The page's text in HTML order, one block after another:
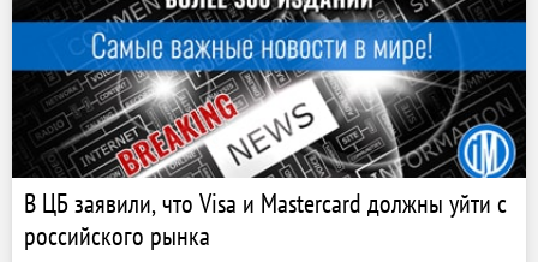
В ЦБ заявили, что Visa и Mastercard должны уйти с
российского рынка